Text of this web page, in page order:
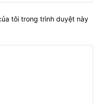
tôi trong trình duyệt này